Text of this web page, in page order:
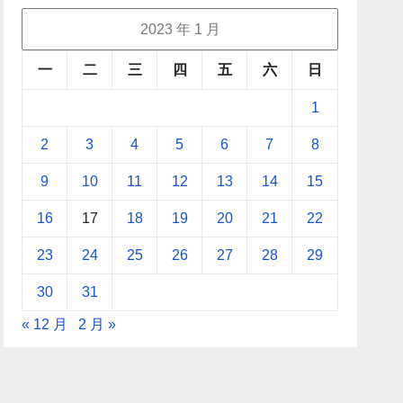
2023 年 1 月
一 二 三 四 五 六 日
1
2 3 4 5 6 7 8
9 10 11 12 13 14 15
16 17 18 19 20 21 22
23 24 25 26 27 28 29
30 31
« 12 月 2 月 »